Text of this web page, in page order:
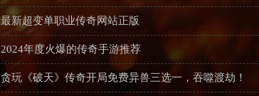
最新超变单职业传奇网站正版
2024年度火爆的传奇手游推荐
贪玩《破天》传奇开局免费异兽三选一，吞噬渡劫！